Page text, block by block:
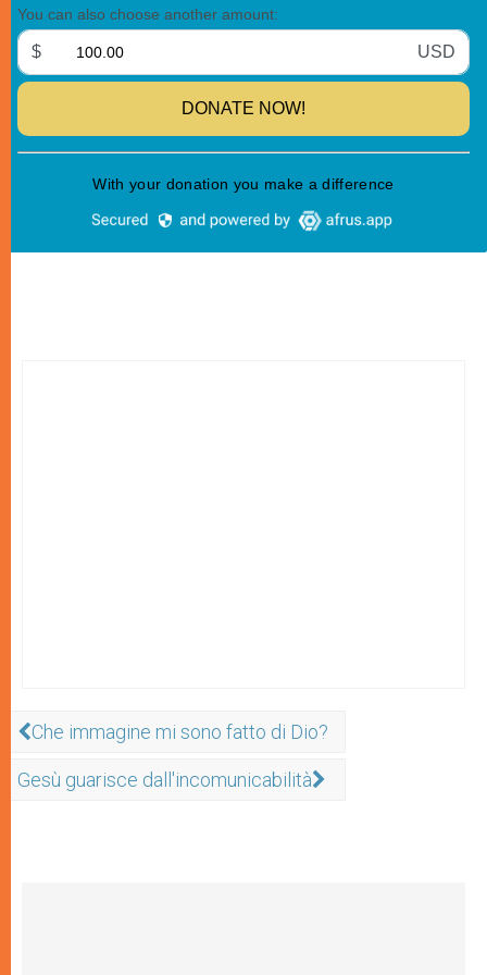
Che immagine mi sono fatto di Dio?
Gesù guarisce dall'incomunicabilità